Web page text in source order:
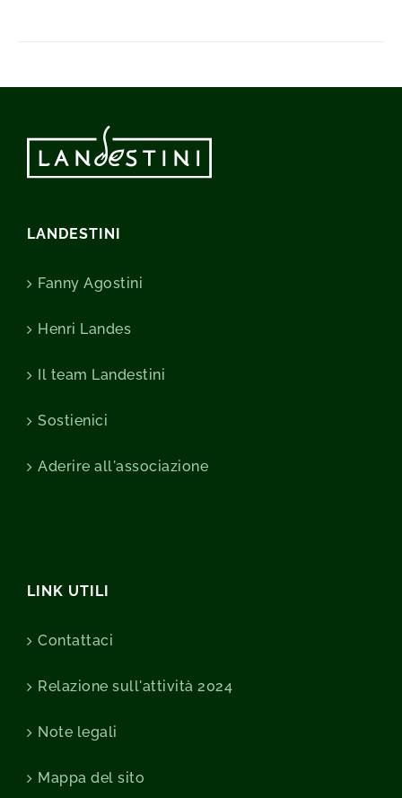
LANDESTINI
Fanny Agostini
Henri Landes
Il team Landestini
Sostienici
Aderire all'associazione
LINK UTILI
Contattaci
Relazione sull'attività 2024
Note legali
Mappa del sito